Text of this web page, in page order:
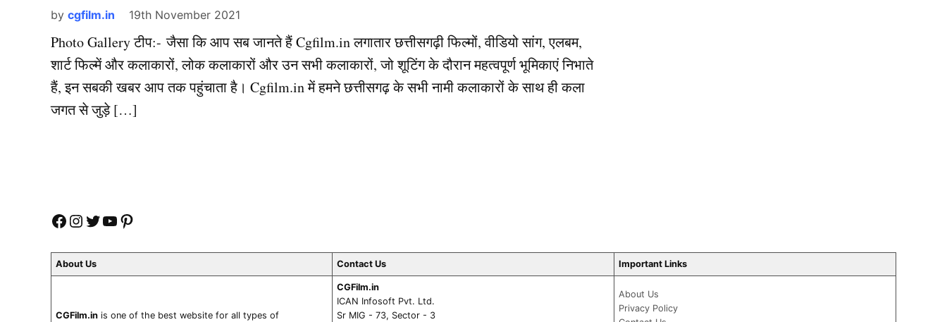
by cgfilm.in 19th November 2021
Photo Gallery टीप:- जैसा कि आप सब जानते हैं Cgfilm.in लगातार छत्तीसगढ़ी फिल्मों, वीडियो सांग, एलबम,
शार्ट फिल्में और कलाकारों, लोक कलाकारों और उन सभी कलाकारों, जो शूटिंग के दौरान महत्वपूर्ण भूमिकाएं निभाते
हैं, इन सबकी खबर आप तक पहुंचाता है। Cgfilm.in में हमने छत्तीसगढ़ के सभी नामी कलाकारों के साथ ही कला
जगत से जुड़े […]
Facebook
Instagram
Twitter
YouTube
Pinterest
About Us Contact Us Important Links
CGFilm.in is one of the best website for all types of
CGFilm.in
ICAN Infosoft Pvt. Ltd.
Sr MIG - 73, Sector - 3
About Us
Privacy Policy